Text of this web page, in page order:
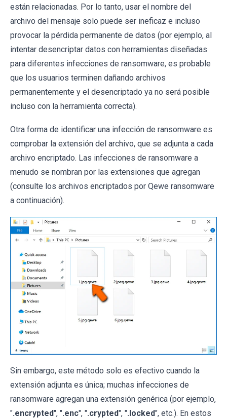
están relacionadas. Por lo tanto, usar el nombre del
archivo del mensaje solo puede ser ineficaz e incluso
provocar la pérdida permanente de datos (por ejemplo, al
intentar desencriptar datos con herramientas diseñadas
para diferentes infecciones de ransomware, es probable
que los usuarios terminen dañando archivos
permanentemente y el desencriptado ya no será posible
incluso con la herramienta correcta).
Otra forma de identificar una infección de ransomware es
comprobar la extensión del archivo, que se adjunta a cada
archivo encriptado. Las infecciones de ransomware a
menudo se nombran por las extensiones que agregan
(consulte los archivos encriptados por Qewe ransomware
a continuación).
Sin embargo, este método solo es efectivo cuando la
extensión adjunta es única; muchas infecciones de
ransomware agregan una extensión genérica (por ejemplo,
".encrypted", ".enc", ".crypted", ".locked", etc.). En estos